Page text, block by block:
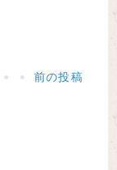
前の投稿